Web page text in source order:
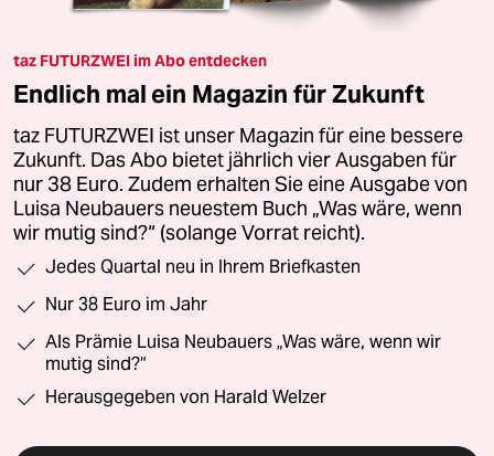
taz FUTURZWEI im Abo entdecken
Endlich mal ein Magazin für Zukunft
taz FUTURZWEI ist unser Magazin für eine bessere
Zukunft. Das Abo bietet jährlich vier Ausgaben für
nur 38 Euro. Zudem erhalten Sie eine Ausgabe von
Luisa Neubauers neuestem Buch „Was wäre, wenn
wir mutig sind?“ (solange Vorrat reicht).
Jedes Quartal neu in Ihrem Briefkasten
Nur 38 Euro im Jahr
Als Prämie Luisa Neubauers „Was wäre, wenn wir
mutig sind?“
Herausgegeben von Harald Welzer